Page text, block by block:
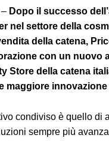
Dopo il successo
nel settore della
della catena,
con un nuovo
Store della catena
maggiore innovazione
condiviso è quello
sempre più